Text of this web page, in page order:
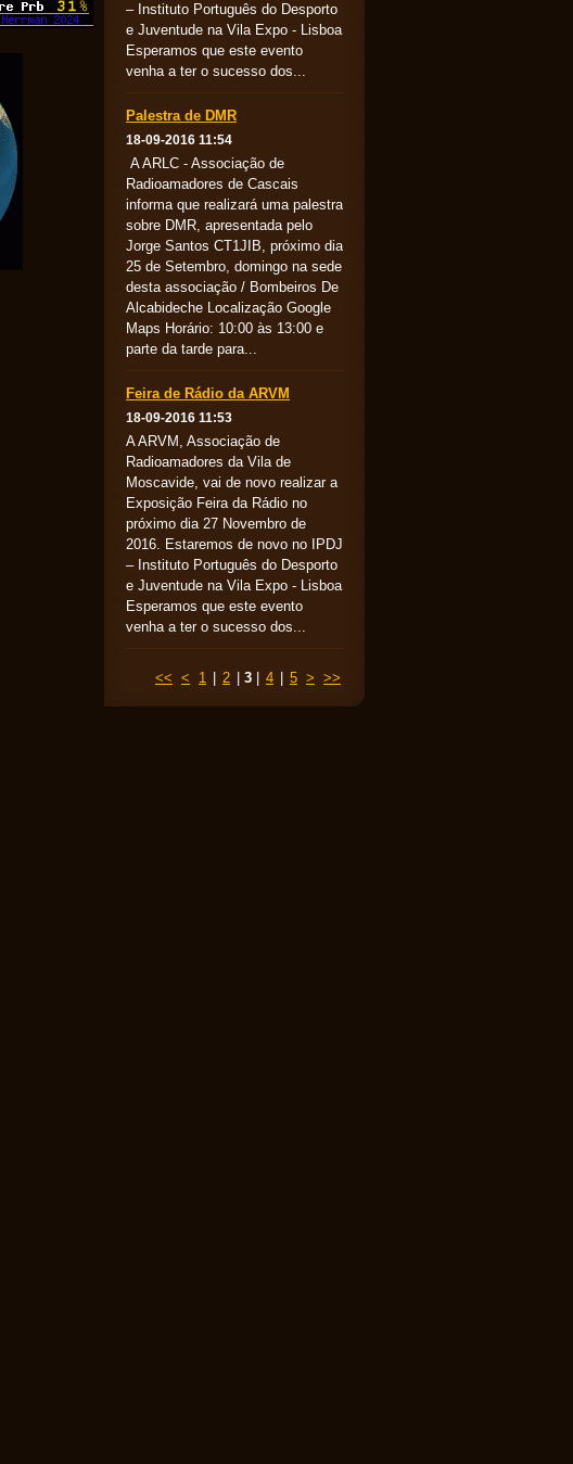
– Instituto Português do Desporto
e Juventude na Vila Expo - Lisboa
Esperamos que este evento
venha a ter o sucesso dos...
Palestra de DMR
18-09-2016 11:54
A ARLC - Associação de
Radioamadores de Cascais
informa que realizará uma palestra
sobre DMR, apresentada pelo
Jorge Santos CT1JIB, próximo dia
25 de Setembro, domingo na sede
desta associação / Bombeiros De
Alcabideche Localização Google
Maps Horário: 10:00 às 13:00 e
parte da tarde para...
Feira de Rádio da ARVM
18-09-2016 11:53
A ARVM, Associação de
Radioamadores da Vila de
Moscavide, vai de novo realizar a
Exposição Feira da Rádio no
próximo dia 27 Novembro de
2016. Estaremos de novo no IPDJ
– Instituto Português do Desporto
e Juventude na Vila Expo - Lisboa
Esperamos que este evento
venha a ter o sucesso dos...
<< < 1 2 3 4 5 > >>